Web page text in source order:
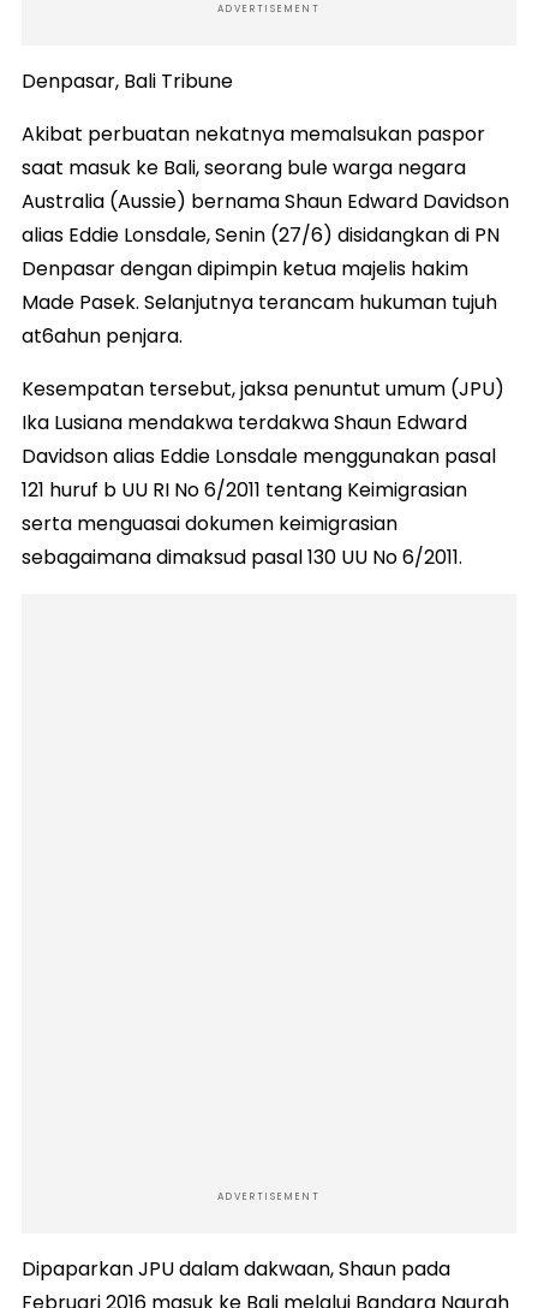
ADVERTISEMENT
Denpasar, Bali Tribune
Akibat perbuatan nekatnya memalsukan paspor
saat masuk ke Bali, seorang bule warga negara
Australia (Aussie) bernama Shaun Edward Davidson
alias Eddie Lonsdale, Senin (27/6) disidangkan di PN
Denpasar dengan dipimpin ketua majelis hakim
Made Pasek. Selanjutnya terancam hukuman tujuh
at6ahun penjara.
Kesempatan tersebut, jaksa penuntut umum (JPU)
Ika Lusiana mendakwa terdakwa Shaun Edward
Davidson alias Eddie Lonsdale menggunakan pasal
121 huruf b UU RI No 6/2011 tentang Keimigrasian
serta menguasai dokumen keimigrasian
sebagaimana dimaksud pasal 130 UU No 6/2011.
ADVERTISEMENT
Dipaparkan JPU dalam dakwaan, Shaun pada
Februari 2016 masuk ke Bali melalui Bandara Ngurah